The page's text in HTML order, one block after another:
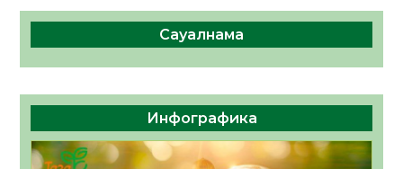
Сауалнама
Инфографика